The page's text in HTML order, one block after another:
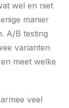
wel en niet
manier
A/B testing
varianten
meet welke
veel